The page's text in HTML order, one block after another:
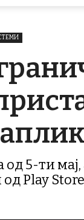
5-ти
Play Store